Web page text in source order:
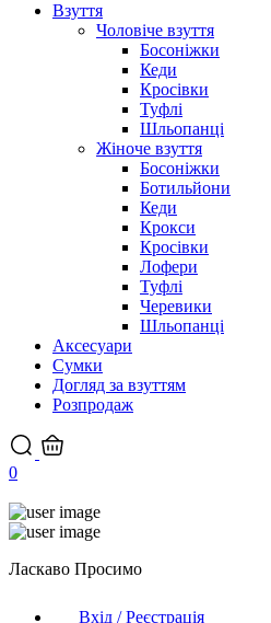
Взуття
Чоловіче взуття
Босоніжки
Кеди
Кросівки
Туфлі
Шльопанці
Жіноче взуття
Босоніжки
Ботильйони
Кеди
Крокси
Кросівки
Лофери
Туфлі
Черевики
Шльопанці
Аксесуари
Сумки
Догляд за взуттям
Розпродаж
0
Ласкаво Просимо
Вхід / Реєстрація